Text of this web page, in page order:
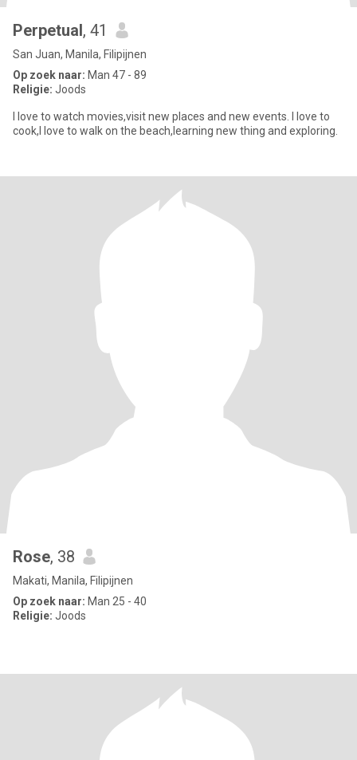
Perpetual, 41
San Juan, Manila, Filipijnen
Op zoek naar: Man 47 - 89
Religie: Joods
I love to watch movies,visit new places and new events. I love to
cook,I love to walk on the beach,learning new thing and exploring.
Rose, 38
Makati, Manila, Filipijnen
Op zoek naar: Man 25 - 40
Religie: Joods